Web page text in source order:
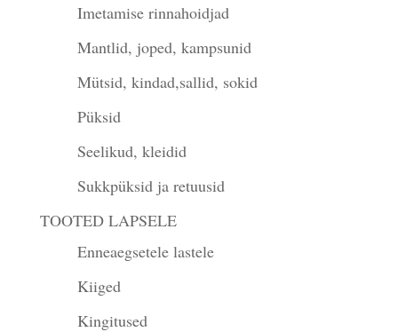
Imetamise rinnahoidjad
Mantlid, joped, kampsunid
Mütsid, kindad,sallid, sokid
Püksid
Seelikud, kleidid
Sukkpüksid ja retuusid
TOOTED LAPSELE
Enneaegsetele lastele
Kiiged
Kingitused